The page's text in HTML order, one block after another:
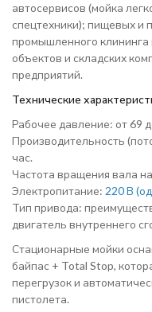
автосервисов (мойка
спецтехники); пищевых и
промышленного клининга
объектов и складских
предприятий.
Технические
Рабочее давление: от 69
Производительность
час.
Частота вращения вала
Электропитание: 220 В
Тип привода:
двигатель внутреннего
Стационарные мойки
байпас + Total Stop,
перегрузок и
пистолета.